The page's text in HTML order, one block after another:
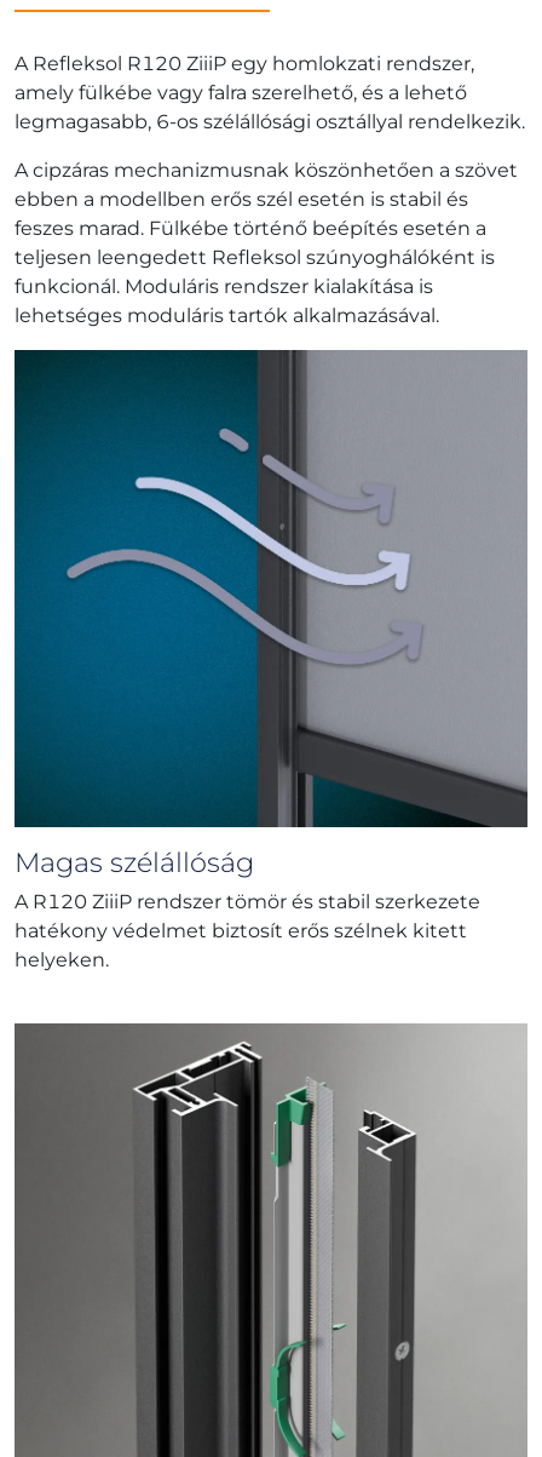
A Refleksol R120 ZiiiP egy homlokzati rendszer,
amely fülkébe vagy falra szerelhető, és a lehető
legmagasabb, 6-os szélállósági osztállyal rendelkezik.
A cipzáras mechanizmusnak köszönhetően a szövet
ebben a modellben erős szél esetén is stabil és
feszes marad. Fülkébe történő beépítés esetén a
teljesen leengedett Refleksol szúnyoghálóként is
funkcionál. Moduláris rendszer kialakítása is
lehetséges moduláris tartók alkalmazásával.
Magas szélállóság
A R120 ZiiiP rendszer tömör és stabil szerkezete
hatékony védelmet biztosít erős szélnek kitett
helyeken.